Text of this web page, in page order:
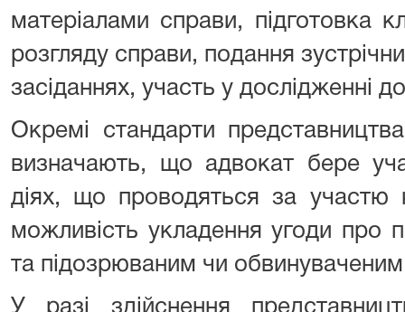
матеріалами справи, підготовка
розгляду справи, подання
засіданнях, участь у дослідженні
Окремі стандарти
визначають, що адвокат бере
діях, що проводяться за участю
можливість укладення угоди про
та підозрюваним чи
У разі здійснення